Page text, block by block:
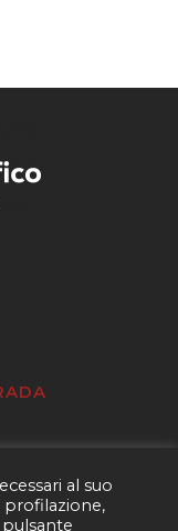
al suo